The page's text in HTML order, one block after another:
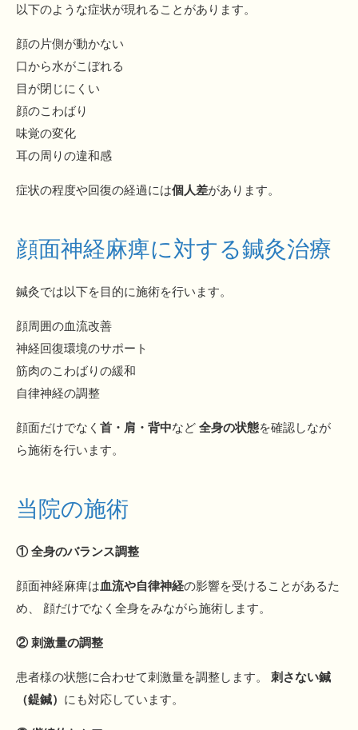
以下のような症状が現れることがあります。
顔の片側が動かない
口から水がこぼれる
目が閉じにくい
顔のこわばり
味覚の変化
耳の周りの違和感
症状の程度や回復の経過には個人差があります。
顔面神経麻痺に対する鍼灸治療
鍼灸では以下を目的に施術を行います。
顔周囲の血流改善
神経回復環境のサポート
筋肉のこわばりの緩和
自律神経の調整
顔面だけでなく 首・肩・背中など 全身の状態を確認しなが
ら施術を行います。
当院の施術
① 全身のバランス調整
顔面神経麻痺は血流や自律神経の影響を受けることがあるた
め、 顔だけでなく全身をみながら施術します。
② 刺激量の調整
患者様の状態に合わせて刺激量を調整します。 刺さない鍼
（鍉鍼） にも対応しています。